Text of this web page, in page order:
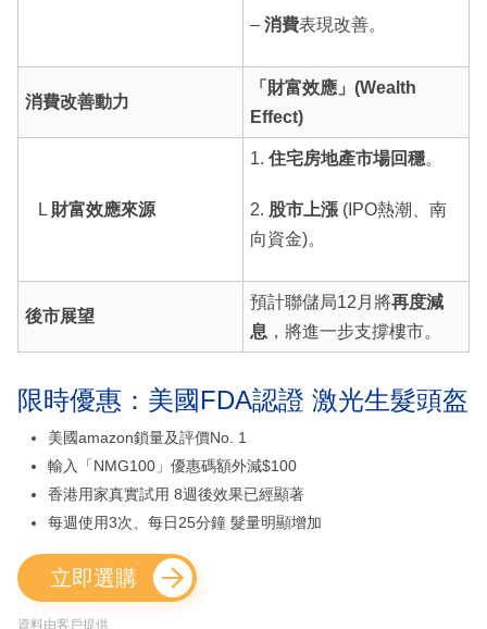
– 消費表現改善。
消費改善動力
「財富效應」(Wealth
Effect)
L 財富效應來源
1. 住宅房地產市場回穩。
2. 股市上漲(IPO熱潮、南
向資金)。
後市展望
預計聯儲局12月將再度減
息 ，將進一步支撐樓市。
限時優惠：美國FDA認證 激光生髮頭盔
美國amazon鎖量及評價No. 1
輸入「NMG100」優惠碼額外減$100
香港用家真實試用 8週後效果已經顯著
每週使用3次、每日25分鐘 髮量明顯增加
立即選購
資料由客戶提供